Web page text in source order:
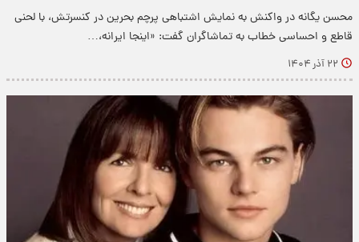
محسن یگانه در واکنش به نمایش اشتباهی پرچم بحرین در کنسرتش، با لحنی
قاطع و احساسی خطاب به تماشاگران گفت: «اینجا ایرانه،…
۲۲ آذر ۱۴۰۴